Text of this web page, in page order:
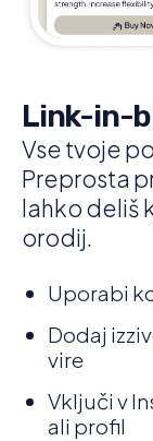
Link-in-
Vse tvoje
Preprosta
lahko deliš
orodij.
Uporabi
Dodaj
vire
Vključi v
ali profil